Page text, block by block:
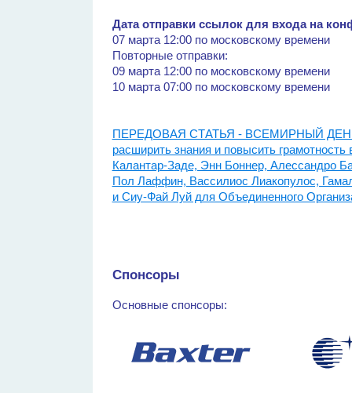
Дата отправки ссылок для входа на
07 марта 12:00 по московскому времени
Повторные отправки:
09 марта 12:00 по московскому времени
10 марта 07:00 по московскому времени
ПЕРЕДОВАЯ СТАТЬЯ - ВСЕМИРНЫЙ ДЕНЬ
расширить знания и повысить
Калантар-Заде, Энн Боннер, Алессандро
Пол Лаффин, Вассилиос Лиакопулос,
и Сиу-Фай Луй для Объединенного
Спонсоры
Основные спонсоры: